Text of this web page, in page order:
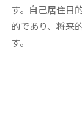
す。自己居住目
的であり、将来
す。